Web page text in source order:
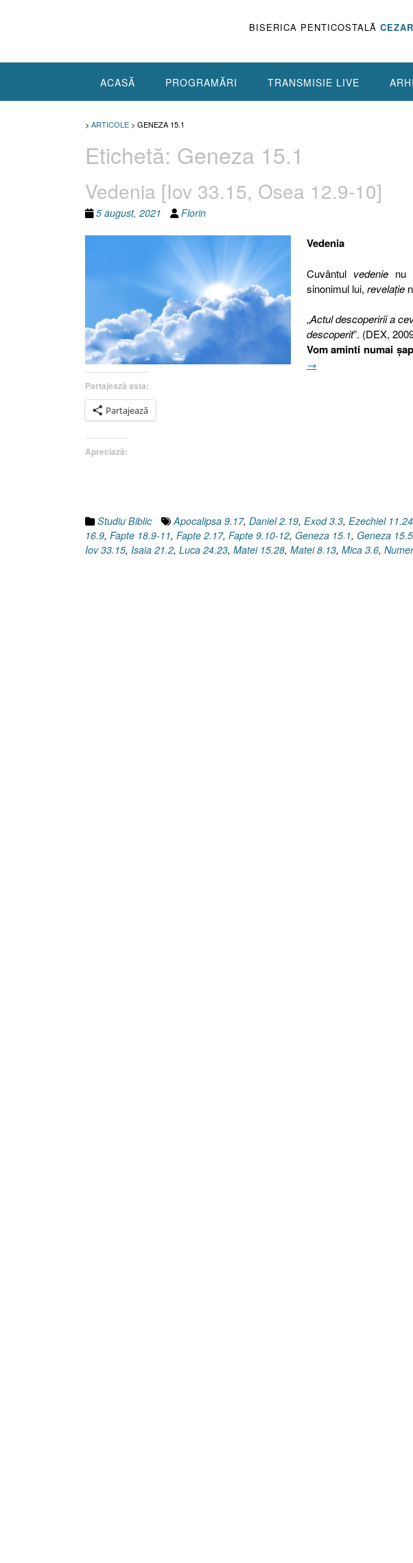
BISERICA PENTICOSTALĂ
ACASĂ PROGRAMĂRI TRANSMISIE LIVE
> ARTICOLE > GENEZA 15.1
Etichetă: Geneza 15.1
Vedenia [Iov 33.15, Osea 12.9-10]
5 august, 2021 Florin
Vedenia
Cuvântul vedenienu
sinonimul lui, revelaţie
„Actul descoperirii a
descoperit”. (DEX,
Vom aminti numai
→
Partajează asta:
Partajează
Apreciază:
Studiu Biblic Apocalipsa 9.17, Daniel 2.19, Exod 3.3, Ezechiel
16.9, Fapte 18.9-11, Fapte 2.17, Fapte 9.10-12, Geneza 15.1, Geneza
Iov 33.15, Isaia 21.2, Luca 24.23, Matei 15.28, Matei 8.13, Mica 3.6,